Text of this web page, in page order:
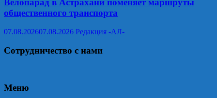
Велопарад в Астрахани поменяет маршруты
общественного транспорта
07.08.202607.08.2026 Редакция -АЛ-
Сотрудничество с нами
Меню